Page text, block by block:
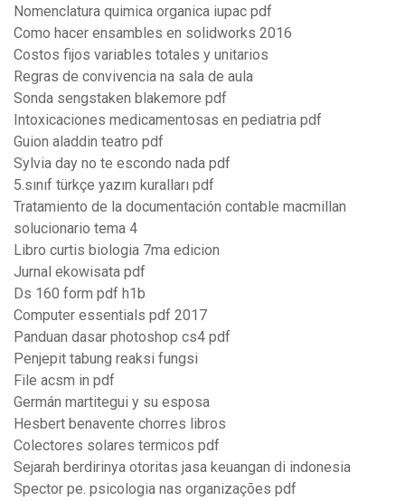
Nomenclatura quimica organica iupac pdf
Como hacer ensambles en solidworks 2016
Costos fijos variables totales y unitarios
Regras de convivencia na sala de aula
Sonda sengstaken blakemore pdf
Intoxicaciones medicamentosas en pediatria pdf
Guion aladdin teatro pdf
Sylvia day no te escondo nada pdf
5.sınıf türkçe yazım kuralları pdf
Tratamiento de la documentación contable macmillan
solucionario tema 4
Libro curtis biologia 7ma edicion
Jurnal ekowisata pdf
Ds 160 form pdf h1b
Computer essentials pdf 2017
Panduan dasar photoshop cs4 pdf
Penjepit tabung reaksi fungsi
File acsm in pdf
Germán martitegui y su esposa
Hesbert benavente chorres libros
Colectores solares termicos pdf
Sejarah berdirinya otoritas jasa keuangan di indonesia
Spector pe. psicologia nas organizações pdf